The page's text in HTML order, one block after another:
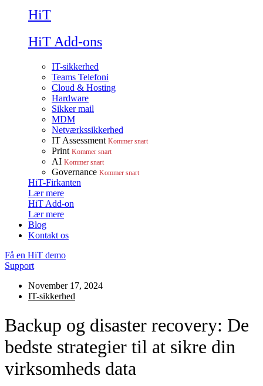
HiT
HiT Add-ons
IT-sikkerhed
Teams Telefoni
Cloud & Hosting
Hardware
Sikker mail
MDM
Netværkssikkerhed
IT Assessment Kommer snart
Print Kommer snart
AI Kommer snart
Governance Kommer snart
HiT-Firkanten
Lær mere
HiT Add-on
Lær mere
Blog
Kontakt os
Få en HiT demo
Support
November 17, 2024
IT-sikkerhed
Backup og disaster recovery: De
bedste strategier til at sikre din
virksomheds data